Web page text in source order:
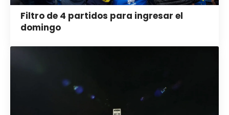
Filtro de 4 partidos para ingresar el
domingo